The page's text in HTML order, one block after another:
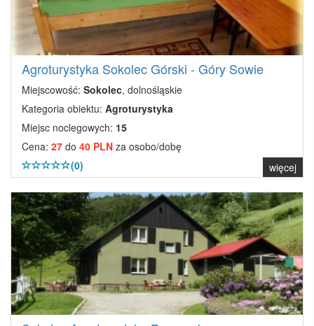
Agroturystyka Sokolec Górski - Góry Sowie
Miejscowość: Sokolec, dolnośląskie
Kategoria obiektu: Agroturystyka
Miejsc noclegowych: 15
Cena: 27 do 40 PLN za osobo/dobę
(0)
więcej